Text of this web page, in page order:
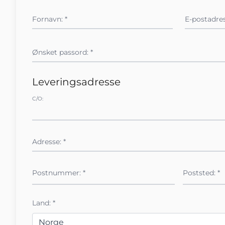
Fornavn: * E-
Ønsket passord: *
Leveringsadresse
C/O:
Adresse: *
Postnummer: * Poststed: *
Land: *